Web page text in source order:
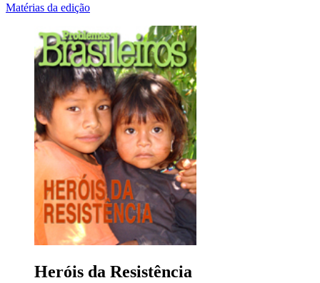
Matérias da edição
Heróis da Resistência